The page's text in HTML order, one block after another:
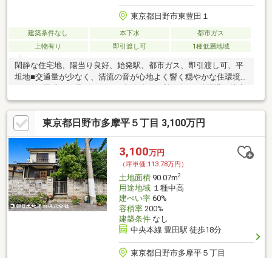
東京都日野市東豊田１
建築条件なし 本下水
都市ガス
上物有り
即引渡し可 1種低層地域
閑静な住宅地、陽当り良好、始発駅、都市ガス、即引渡し可、平
坦地■交通量が少なく、清流の音が心地よく響く穏やかな住環境
です！■国道２０号まですぐ！車移動に便利■ゴルフ練習場が徒歩
圏内にあります
東京都日野市多摩平５丁目 3,100万円
3,100万円
（坪単価:113.78万円）
土地面積90.07m2
用途地域１種中高
建ぺい率60%
容積率200%
建築条件なし
中央本線 豊田駅 徒歩18分
東京都日野市多摩平５丁目